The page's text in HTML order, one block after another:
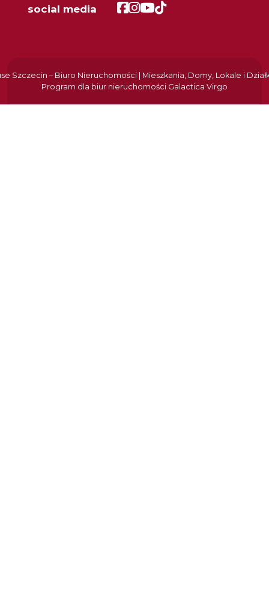
social media Facebook
Facebook
Facebook
Facebook
Szczecin – Biuro Nieruchomości | Mieszkania, Domy, Lokale i
Program dla biur nieruchomości Galactica Virgo